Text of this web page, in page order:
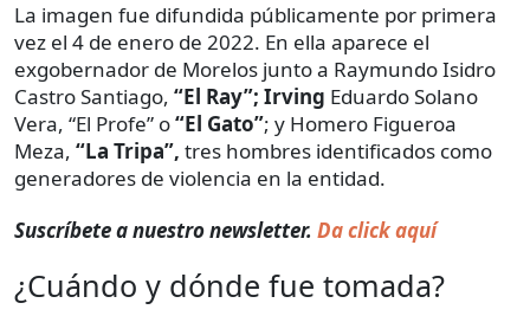
La imagen fue difundida públicamente por primera
vez el 4 de enero de 2022. En ella aparece el
exgobernador de Morelos junto a Raymundo Isidro
Castro Santiago, “El Ray”; Irving Eduardo Solano
Vera, “El Profe” o“El Gato”; y Homero Figueroa
Meza, “La Tripa”, tres hombres identificados como
generadores de violencia en la entidad.
Suscríbete a nuestro newsletter. Da click aquí
¿Cuándo y dónde fue tomada?